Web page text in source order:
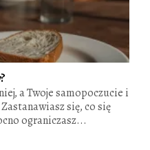
a Twoje samopoczucie i
się, co się
ograniczasz...